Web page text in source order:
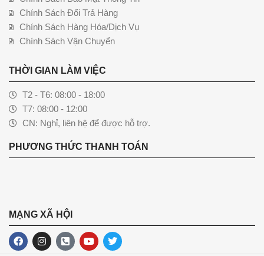
Chính Sách Đổi Trả Hàng
Chính Sách Hàng Hóa/Dịch Vụ
Chính Sách Vận Chuyển
THỜI GIAN LÀM VIỆC
T2 - T6: 08:00 - 18:00
T7: 08:00 - 12:00
CN: Nghỉ, liên hệ để được hỗ trợ.
PHƯƠNG THỨC THANH TOÁN
MẠNG XÃ HỘI